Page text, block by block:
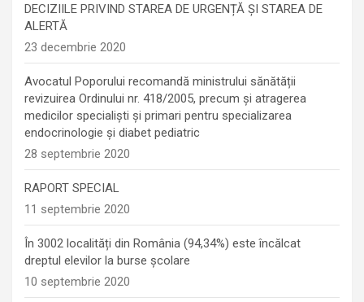
DECIZIILE PRIVIND STAREA DE URGENȚĂ ȘI STAREA DE
ALERTĂ
23 decembrie 2020
Avocatul Poporului recomandă ministrului sănătății
revizuirea Ordinului nr. 418/2005, precum și atragerea
medicilor specialiști și primari pentru specializarea
endocrinologie şi diabet pediatric
28 septembrie 2020
RAPORT SPECIAL
11 septembrie 2020
În 3002 localități din România (94,34%) este încălcat
dreptul elevilor la burse școlare
10 septembrie 2020